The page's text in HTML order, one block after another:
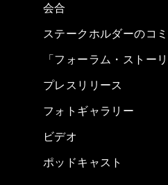
会合
ステークホルダーのコ
「フォーラム・ストーリ
プレスリリース
フォトギャラリー
ビデオ
ポッドキャスト